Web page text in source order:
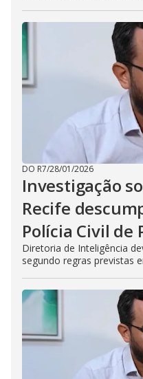
DO R7/28/01/2026
Investigação
Recife
Polícia Civil de
Diretoria de Inteligência
segundo regras previstas